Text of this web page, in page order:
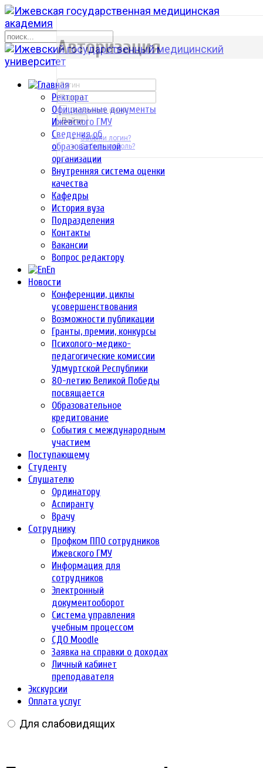
Ректорат
Официальные документы
Ижевского ГМУ
Сведения об
образовательной
организации
Внутренняя система оценки
качества
Кафедры
История вуза
Подразделения
Контакты
Вакансии
Вопрос редактору
En
Новости
Конференции, циклы
усовершенствования
Возможности публикации
Гранты, премии, конкурсы
Психолого-медико-
педагогические комиссии
Удмуртской Республики
80-летию Великой Победы
посвящается
Образовательное
кредитование
События с международным
участием
Поступающему
Студенту
Слушателю
Ординатору
Аспиранту
Врачу
Сотруднику
Профком ППО сотрудников
Ижевского ГМУ
Информация для
сотрудников
Электронный
документооборот
Система управления
учебным процессом
СДО Moodle
Заявка на справки о доходах
Личный кабинет
преподавателя
Экскурсии
Оплата услуг
Для слабовидящих
р
Авторизация
Запомнить меня
Войти
Забыли логин?
Забыли пароль?